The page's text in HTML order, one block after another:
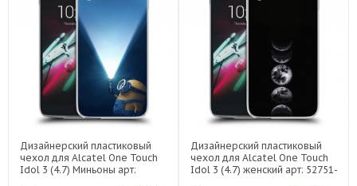
Дизайнерский пластиковый
чехол для Alcatel One Touch
Idol 3 (4.7) Миньоны арт:
Дизайнерский пластиковый
чехол для Alcatel One Touch
Idol 3 (4.7) женский арт: 52751-